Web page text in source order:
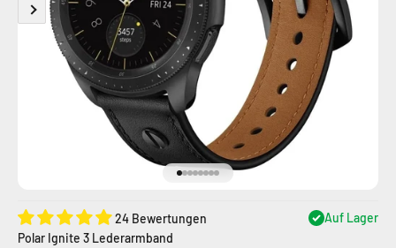
24 Bewertungen
Auf Lager
Polar Ignite 3 Lederarmband